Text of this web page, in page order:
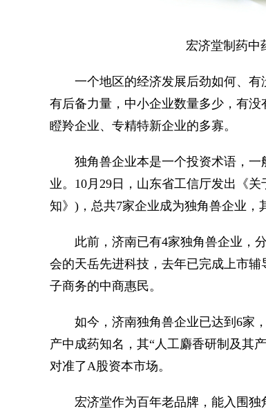
宏济堂制药中药
一个地区的经济发展后劲如何、有
有后备力量，中小企业数量多少，有没
瞪羚企业、专精特新企业的多寡。
独角兽企业本是一个投资术语，一
业。10月29日，山东省工信厅发出《
知》)，总共7家企业成为独角兽企业，
此前，济南已有4家独角兽企业，分
会的天岳先进科技，去年已完成上市
子商务的中商惠民。
如今，济南独角兽企业已达到6家，
产中成药知名，其“人工麝香研制及其
对准了A股资本市场。
宏济堂作为百年老品牌，能入围独